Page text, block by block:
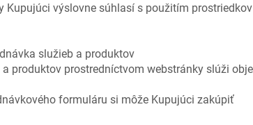
Kupujúci výslovne súhlasí s použitím
služieb a produktov
produktov prostredníctvom webstránky slúži
formuláru si môže Kupujúci zakúpiť